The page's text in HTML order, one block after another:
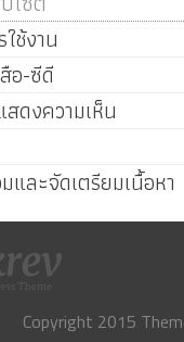
ช้งาน
อ-ซีดี
ดงความเห็น
และจัดเตรียมเนื้อหา
Copyright 2015